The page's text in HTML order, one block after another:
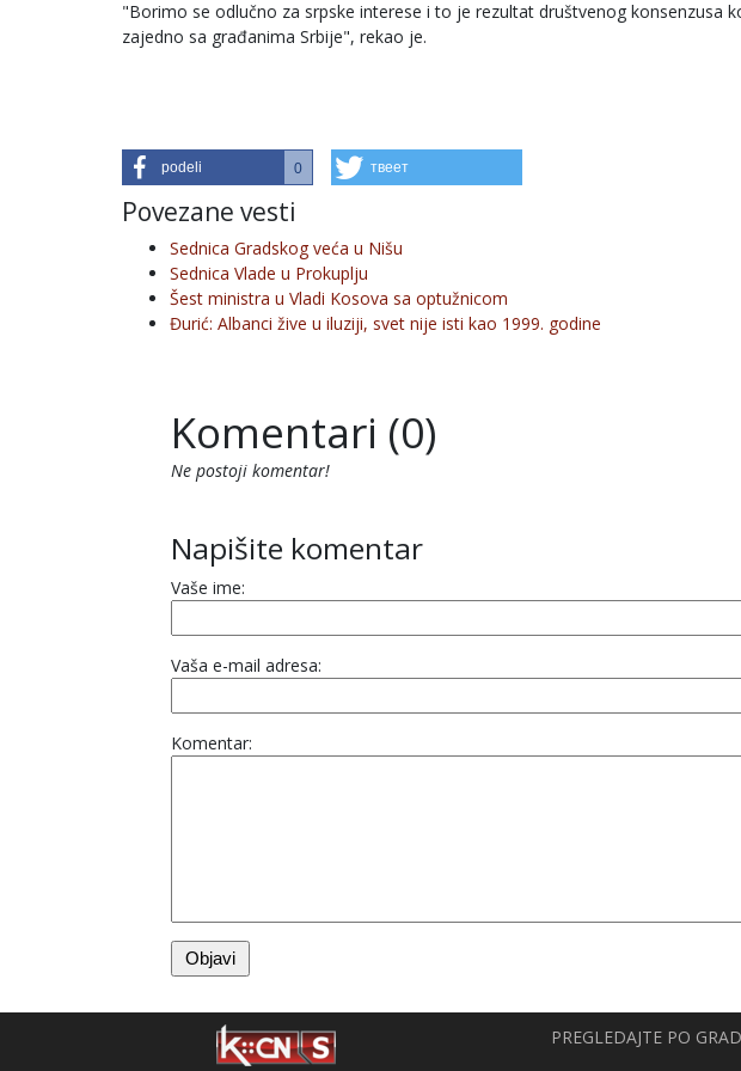
"Borimo se odlučno za srpske interese i to je rezultat društvenog konsenzusa
zajedno sa građanima Srbije", rekao je.
podeli 0 твеет
Povezane vesti
Sednica Gradskog veća u Nišu
Sednica Vlade u Prokuplju
Šest ministra u Vladi Kosova sa optužnicom
Đurić: Albanci žive u iluziji, svet nije isti kao 1999. godine
Komentari (0)
Ne postoji komentar!
Napišite komentar
Vaše ime:
Vaša e-mail adresa:
Komentar:
PREGLEDAJTE PO